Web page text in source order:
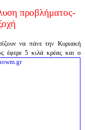
προβλήματος-
να πάνε την Κυριακή
έφερε 5 κιλά κρέας και ο